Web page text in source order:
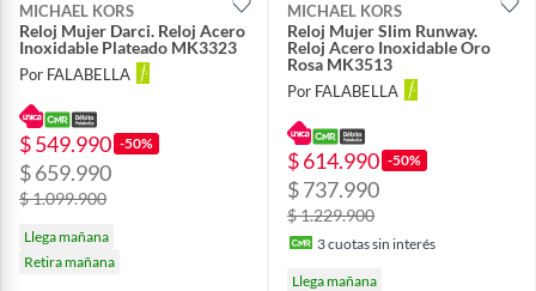
MICHAEL KORS
Reloj Mujer Darci. Reloj Acero
Inoxidable Plateado MK3323
Por FALABELLA
$ 549.990 -50%
$ 659.990
$ 1.099.900
Llega mañana
Retira mañana
MICHAEL KORS
Reloj Mujer Slim Runway.
Reloj Acero Inoxidable Oro
Rosa MK3513
Por FALABELLA
$ 614.990 -50%
$ 737.990
$ 1.229.900
3cuotas sin interés
Llega mañana